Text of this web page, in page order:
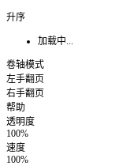
升序
加载中...
卷轴模式
左手翻页
右手翻页
帮助
透明度
100%
速度
100%